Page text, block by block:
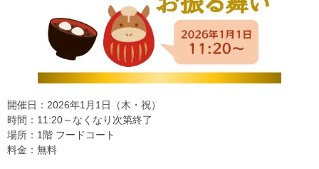
開催日：2026年1月1日（木・祝）
時間：11:20～なくなり次第終了
場所：1階 フードコート
料金：無料